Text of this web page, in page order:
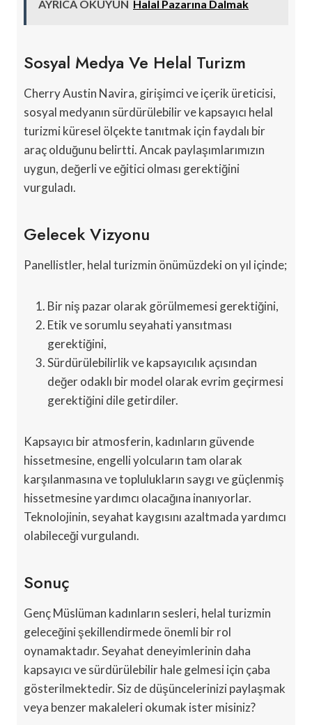
AYRICA OKUYUN Halal Pazarına Dalmak
Sosyal Medya Ve Helal Turizm
Cherry Austin Navira, girişimci ve içerik üreticisi,
sosyal medyanın sürdürülebilir ve kapsayıcı helal
turizmi küresel ölçekte tanıtmak için faydalı bir
araç olduğunu belirtti. Ancak paylaşımlarımızın
uygun, değerli ve eğitici olması gerektiğini
vurguladı.
Gelecek Vizyonu
Panellistler, helal turizmin önümüzdeki on yıl içinde;
Bir niş pazar olarak görülmemesi gerektiğini,
Etik ve sorumlu seyahati yansıtması
gerektiğini,
Sürdürülebilirlik ve kapsayıcılık açısından
değer odaklı bir model olarak evrim geçirmesi
gerektiğini dile getirdiler.
Kapsayıcı bir atmosferin, kadınların güvende
hissetmesine, engelli yolcuların tam olarak
karşılanmasına ve toplulukların saygı ve güçlenmiş
hissetmesine yardımcı olacağına inanıyorlar.
Teknolojinin, seyahat kaygısını azaltmada yardımcı
olabileceği vurgulandı.
Sonuç
Genç Müslüman kadınların sesleri, helal turizmin
geleceğini şekillendirmede önemli bir rol
oynamaktadır. Seyahat deneyimlerinin daha
kapsayıcı ve sürdürülebilir hale gelmesi için çaba
gösterilmektedir. Siz de düşüncelerinizi paylaşmak
veya benzer makaleleri okumak ister misiniz?